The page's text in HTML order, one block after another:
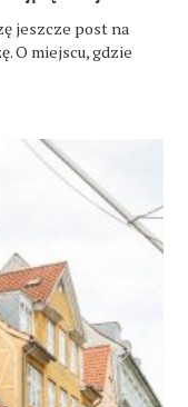
jeszcze post na
O miejscu, gdzie